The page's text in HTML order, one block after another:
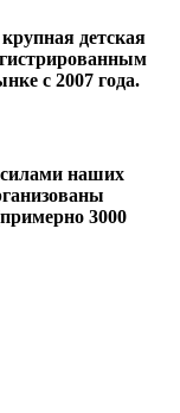
детская
с 2007 года.
силами наших
3000